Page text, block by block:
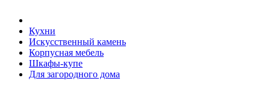
Кухни
Искусственный камень
Корпусная мебель
Шкафы-купе
Для загородного дома